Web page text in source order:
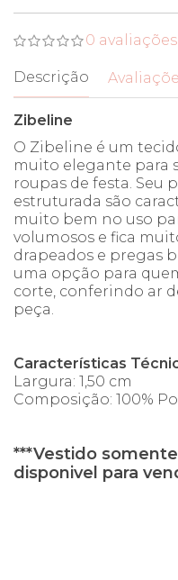
0 avaliações
Descrição
Zibeline
O Zibeline é um
muito elegante para
roupas de festa. Seu
estruturada são
muito bem no uso
volumosos e fica
drapeados e pregas
uma opção para
corte, conferindo ar
peça.
Características
Largura: 1,50 cm
Composição: 100%
***Vestido
disponivel para